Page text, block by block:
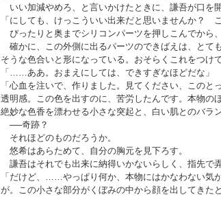
いい加減やめろ、と言いかけたときに、謙吾が口を開
「にしても、けっこういい出来だと思いませんか？
ぴったりと奥までシリコンパーツを押しこんでから
確かに、この外側に出るパーツのできばえは、とて
そうな色合いと形になっている。おそらくこれをつけ
「……ああ。おまえにしては、できすぎなほどだな」
「心血を注いで、作りました。見てください、このと
透明感。この色を出すのに、苦労したんです。本物の
絶妙な色香を漂わせる小さな突起と、白い肌とのバラ
──奇跡？
それほどのものだろうか。
悠希はあらためて、自分の胸元を見下ろす。
謙吾はそれでも出来に納得いかないらしく、指先で
「だけど、……やっぱり何か、本物にはかなわない気
が。この小さな部分がくぼみの中から顔を出してきた